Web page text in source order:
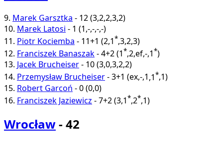
9. Marek Garsztka - 12(3,2,2,3,2)
10. Marek Latosi - 1 (1,-,-,-,-)
11. Piotr Kociemba - 11+1 (2,1*,3,2,3)
12. Franciszek Banaszak-4+2(1*,2,ef,-,1*)
13. Jacek Brucheiser- 10(3,0,3,2,2)
14. Przemysław Brucheiser-3+1 (ex,-,1,1*,1)
15. Robert Garcoń -0(0,0)
16. Franciszek Jaziewicz -7+2(3,1*,2*,1)
Wrocław- 42